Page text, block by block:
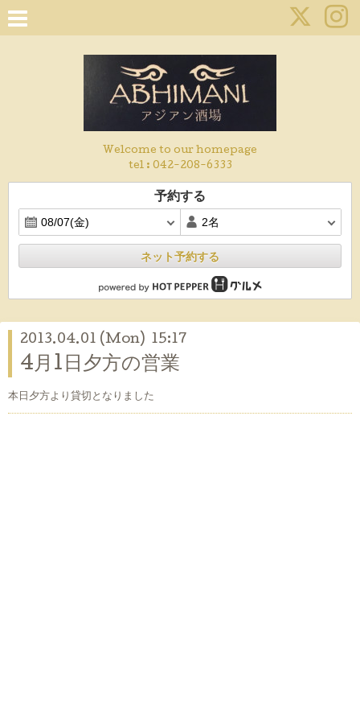
Welcome to our homepage
tel : 042-208-6333
予約する
ネット予約する
2013.04.01 (Mon) 15:17
4月1日夕方の営業
本日夕方より貸切となりました